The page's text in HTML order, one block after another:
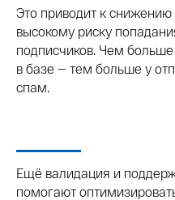
Это приводит к
высокому риску
подписчиков. Чем
в базе — тем больше у
спам.
Ещё валидация и
помогают